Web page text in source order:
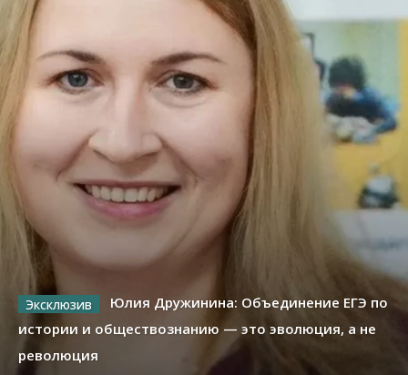
Юлия Дружинина: Объединение ЕГЭ по
истории и обществознанию — это эволюция, а не
революция